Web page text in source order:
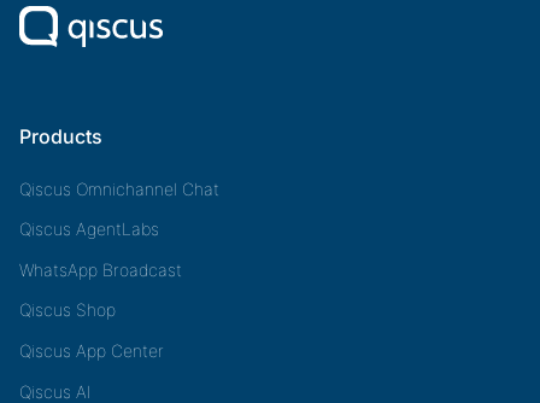
Products
Qiscus Omnichannel Chat
Qiscus AgentLabs
WhatsApp Broadcast
Qiscus Shop
Qiscus App Center
Qiscus AI